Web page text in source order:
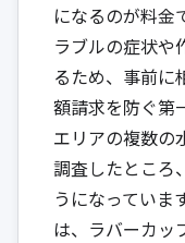
になるのが料金
ラブルの症状や
るため、事前に
額請求を防ぐ第
エリアの複数の
調査したところ
うになっていま
は、ラバーカッ